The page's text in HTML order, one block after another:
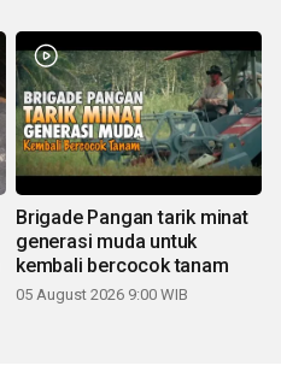
Brigade Pangan tarik minat
generasi muda untuk
kembali bercocok tanam
05 August 2026 9:00 WIB